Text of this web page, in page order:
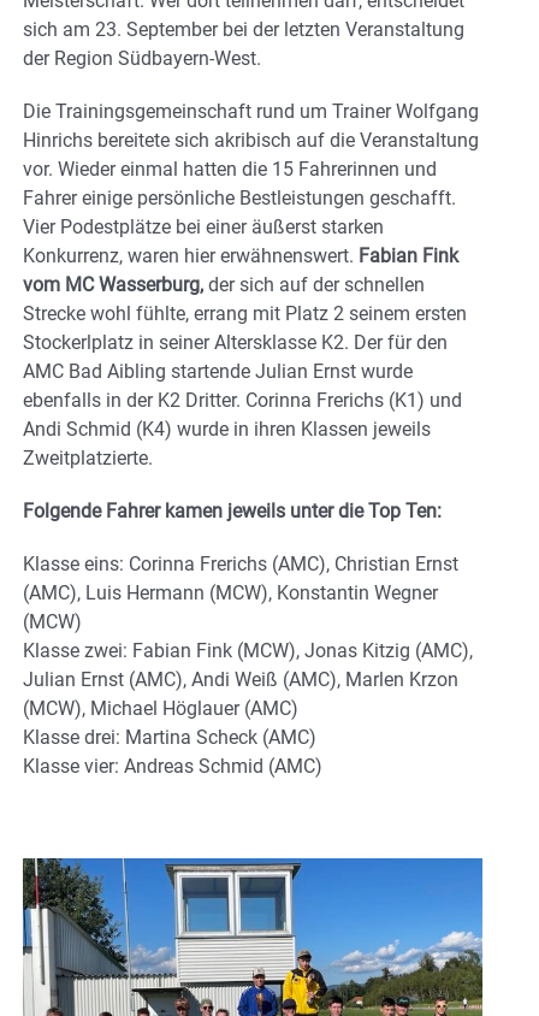
sich am 23. September bei der letzten Veranstaltung
der Region Südbayern-West.
Die Trainingsgemeinschaft rund um Trainer Wolfgang
Hinrichs bereitete sich akribisch auf die Veranstaltung
vor. Wieder einmal hatten die 15 Fahrerinnen und
Fahrer einige persönliche Bestleistungen geschafft.
Vier Podestplätze bei einer äußerst starken
Konkurrenz, waren hier erwähnenswert. Fabian Fink
vom MC Wasserburg, der sich auf der schnellen
Strecke wohl fühlte, errang mit Platz 2 seinem ersten
Stockerlplatz in seiner Altersklasse K2. Der für den
AMC Bad Aibling startende Julian Ernst wurde
ebenfalls in der K2 Dritter. Corinna Frerichs (K1) und
Andi Schmid (K4) wurde in ihren Klassen jeweils
Zweitplatzierte.
Folgende Fahrer kamen jeweils unter die Top Ten:
Klasse eins: Corinna Frerichs (AMC), Christian Ernst
(AMC), Luis Hermann (MCW), Konstantin Wegner
(MCW)
Klasse zwei: Fabian Fink (MCW), Jonas Kitzig (AMC),
Julian Ernst (AMC), Andi Weiß (AMC), Marlen Krzon
(MCW), Michael Höglauer (AMC)
Klasse drei: Martina Scheck (AMC)
Klasse vier: Andreas Schmid (AMC)